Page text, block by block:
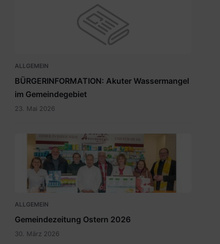
ALLGEMEIN
BÜRGERINFORMATION: Akuter Wassermangel
im Gemeindegebiet
23. Mai 2026
April
2026_INT.pdf
ALLGEMEIN
Gemeindezeitung Ostern 2026
30. März 2026